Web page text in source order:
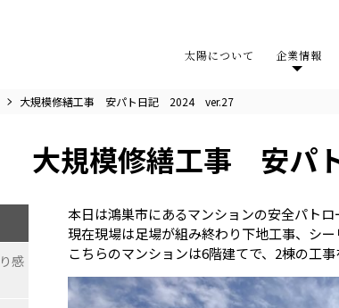
太陽について 企業情報
大規模修繕工事 安パト日記 2024 ver.27
大規模修繕工事 安
本日は鴻巣市にあるマンションの安全パトロ
現在現場は足場が組み終わり下地工事、シ
こちらのマンションは6階建てで、2棟の工事
感